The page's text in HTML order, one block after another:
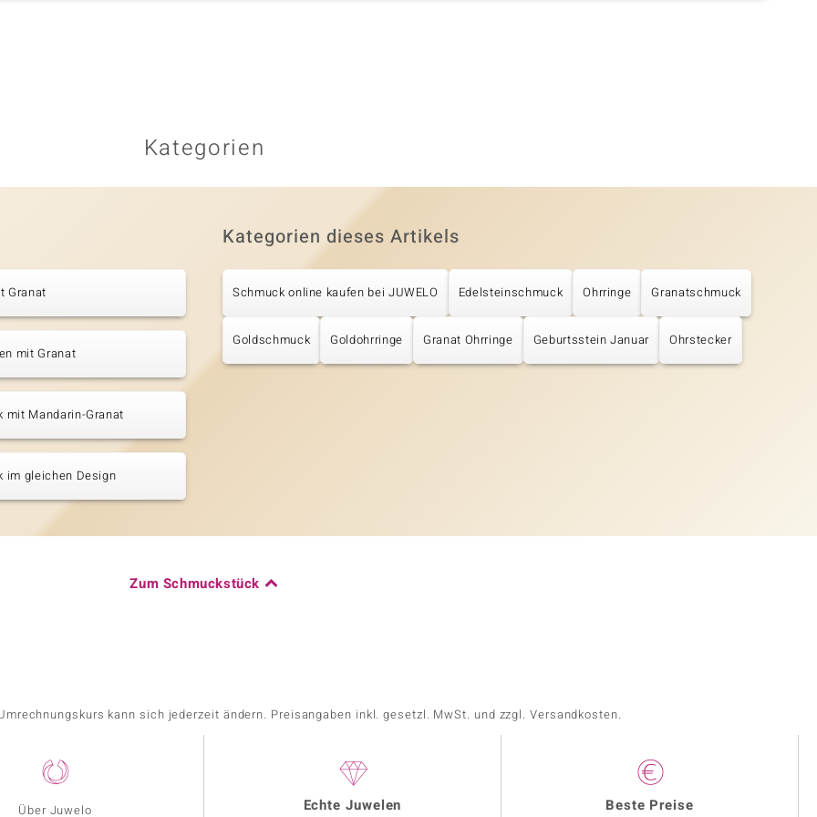
Kategorien
Granat
mit Granat
mit Mandarin-Granat
im gleichen Design
Kategorien dieses Artikels
Schmuck online kaufen bei JUWELO Edelsteinschmuck Ohrringe Granatschmuck
Goldschmuck Goldohrringe Granat Ohrringe Geburtsstein Januar Ohrstecker
Zum Schmuckstück
kann sich jederzeit ändern. Preisangaben inkl. gesetzl. MwSt. und zzgl. Versandkosten.
Über Juwelo Echte Juwelen Beste Preise